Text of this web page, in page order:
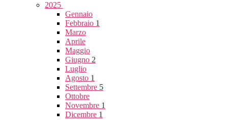
2025
Gennaio
Febbraio 1
Marzo
Aprile
Maggio
Giugno 2
Luglio
Agosto 1
Settembre 5
Ottobre
Novembre 1
Dicembre 1